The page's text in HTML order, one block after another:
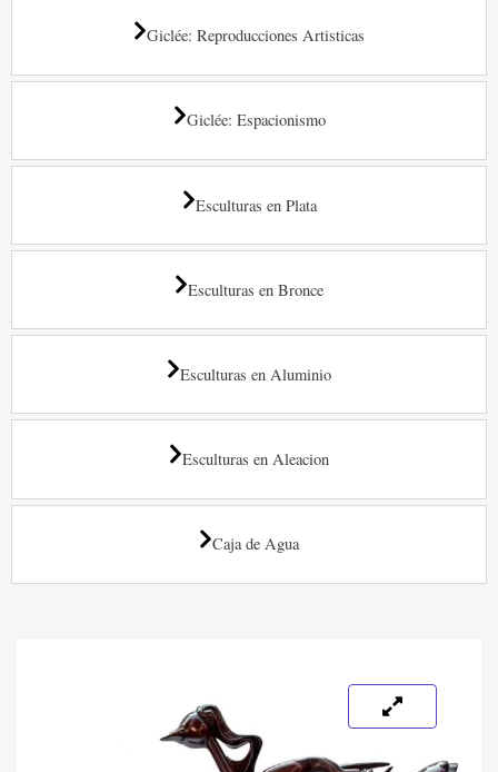
Giclée: Reproducciones Artisticas
Giclée: Espacionismo
Esculturas en Plata
Esculturas en Bronce
Esculturas en Aluminio
Esculturas en Aleacion
Caja de Agua